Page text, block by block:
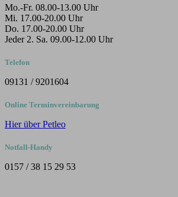
Mo.-Fr. 08.00-13.00 Uhr
Mi. 17.00-20.00 Uhr
Do. 17.00-20.00 Uhr
Jeder 2. Sa. 09.00-12.00 Uhr
Telefon
09131 / 9201604
Online Terminvereinbarung
Hier über Petleo
Notfall-Handy
0157 / 38 15 29 53